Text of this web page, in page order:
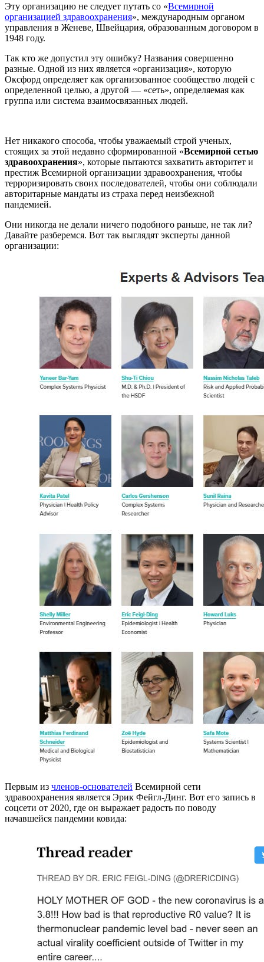
Эту организацию не следует путать со «Всемирной
организацией здравоохранения», международным органом
управления в Женеве, Швейцария, образованным договором в
1948 году.
Так кто же допустил эту ошибку? Названия совершенно
разные. Одной из них является «организация», которую
Оксфорд определяет как организованное сообщество людей с
определенной целью, а другой — «сеть», определяемая как
группа или система взаимосвязанных людей.
Нет никакого способа, чтобы уважаемый строй ученых,
стоящих за этой недавно сформированной «Всемирной сетью
здравоохранения», которые пытаются захватить авторитет и
престиж Всемирной организации здравоохранения, чтобы
терроризировать своих последователей, чтобы они соблюдали
авторитарные мандаты из страха перед неизбежной
пандемией.
Они никогда не делали ничего подобного раньше, не так ли?
Давайте разберемся. Вот так выглядят эксперты данной
организации:
Первым из членов-основателей Всемирной сети
здравоохранения является Эрик Фейгл-Динг. Вот его запись в
соцсети от 2020, где он выражает радость по поводу
начавшейся пандемии ковида: